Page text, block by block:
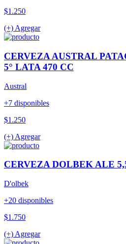
$1.250
(+) Agregar
CERVEZA AUSTRAL
5° LATA 470 CC
Austral
+7 disponibles
$1.250
(+) Agregar
CERVEZA DOLBEK ALE
D'olbek
+20 disponibles
$1.750
(+) Agregar